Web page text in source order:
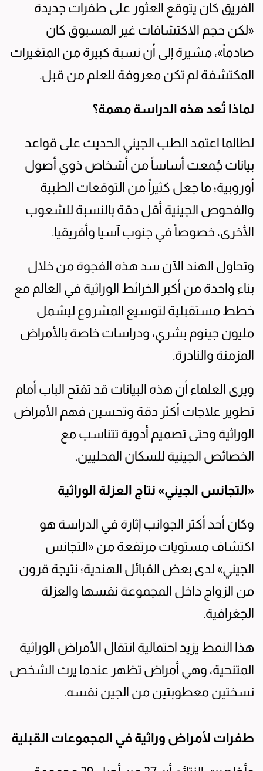
الفريق كان يتوقع العثور على طفرات جديدة
«لكن حجم الاكتشافات غير المسبوق كان
صادماً»، مشيرة إلى أن نسبة كبيرة من المتغيرات
المكتشفة لم تكن معروفة للعلم من قبل.
لماذا تُعد هذه الدراسة مهمة؟
لطالما اعتمد الطب الجيني الحديث على قواعد
بيانات جُمعت أساساً من أشخاص ذوي أصول
أوروبية؛ ما جعل كثيراً من التوقعات الطبية
والفحوص الجينية أقل دقة بالنسبة للشعوب
الأخرى، خصوصاً في جنوب آسيا وأفريقيا.
وتحاول الهند الآن سد هذه الفجوة من خلال
بناء واحدة من أكبر الخرائط الوراثية في العالم مع
خطط مستقبلية لتوسيع المشروع ليشمل
مليون جينوم بشري، ودراسات خاصة بالأمراض
المزمنة والنادرة.
ويرى العلماء أن هذه البيانات قد تفتح الباب أمام
تطوير علاجات أكثر دقة وتحسين فهم الأمراض
الوراثية وحتى تصميم أدوية تتناسب مع
الخصائص الجينية للسكان المحليين.
«التجانس الجيني» نتاج العزلة الوراثية
وكان أحد أكثر الجوانب إثارة في الدراسة هو
اكتشاف مستويات مرتفعة من «التجانس
الجيني» لدى بعض القبائل الهندية؛ نتيجة قرون
من الزواج داخل المجموعة نفسها والعزلة
الجغرافية.
هذا النمط يزيد احتمالية انتقال الأمراض الوراثية
المتنحية، وهي أمراض تظهر عندما يرث الشخص
نسختين معطوبتين من الجين نفسه.
طفرات لأمراض وراثية في المجموعات القبلية